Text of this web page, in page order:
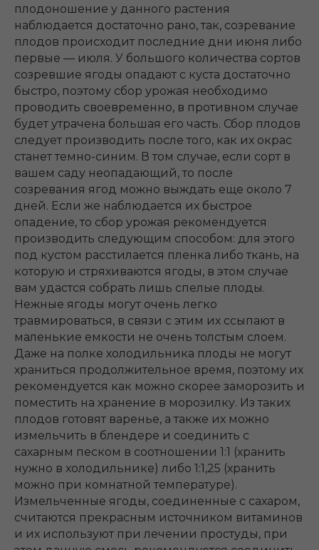
плодоношение у данного растения
наблюдается достаточно рано, так, созревание
плодов происходит последние дни июня либо
первые ― июля. У большого количества сортов
созревшие ягоды опадают с куста достаточно
быстро, поэтому сбор урожая необходимо
проводить своевременно, в противном случае
будет утрачена большая его часть. Сбор плодов
следует производить после того, как их окрас
станет темно-синим. В том случае, если сорт в
вашем саду неопадающий, то после
созревания ягод можно выждать еще около 7
дней. Если же наблюдается их быстрое
опадение, то сбор урожая рекомендуется
производить следующим способом: для этого
под кустом расстилается пленка либо ткань, на
которую и стряхиваются ягоды, в этом случае
вам удастся собрать лишь спелые плоды.
Нежные ягоды могут очень легко
травмироваться, в связи с этим их ссыпают в
маленькие емкости не очень толстым слоем.
Даже на полке холодильника плоды не могут
храниться продолжительное время, поэтому их
рекомендуется как можно скорее заморозить и
поместить на хранение в морозилку. Из таких
плодов готовят варенье, а также их можно
измельчить в блендере и соединить с
сахарным песком в соотношении 1:1 (хранить
нужно в холодильнике) либо 1:1,25 (хранить
можно при комнатной температуре).
Измельченные ягоды, соединенные с сахаром,
считаются прекрасным источником витаминов
и их используют при лечении простуды, при